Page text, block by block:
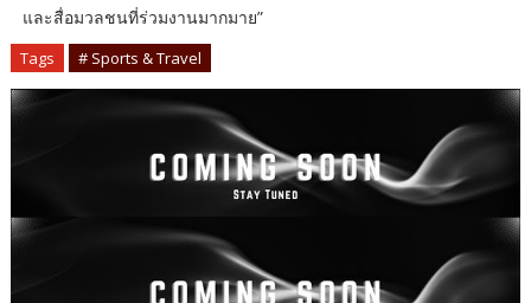
และสื่อมวลชนที่ร่วมงานมากมาย”
Tags # Sports & Travel